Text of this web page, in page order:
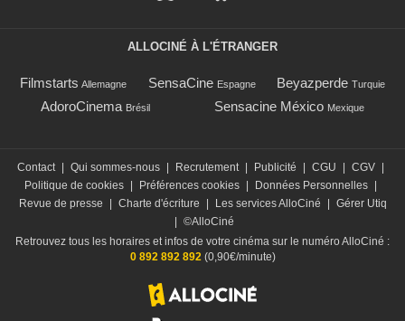
ALLOCINÉ À L'ÉTRANGER
Filmstarts Allemagne SensaCine Espagne Beyazperde Turquie
AdoroCinema Brésil Sensacine México Mexique
Contact Qui sommes-nous Recrutement Publicité CGU CGV
Politique de cookies
Préférences cookies Données Personnelles
Revue de presse
Charte d'écriture Les services AlloCiné
Gérer Utiq
©AlloCiné
Retrouvez tous les horaires et infos de votre cinéma sur le numéro AlloCiné :
0 892 892 892(0,90€/minute)